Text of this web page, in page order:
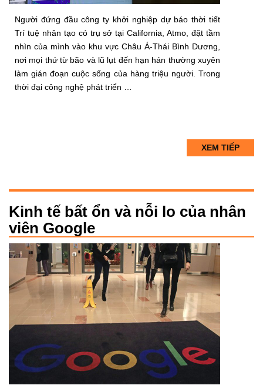
Người đứng đầu công ty khởi nghiệp dự báo thời tiết
Trí tuệ nhân tạo có trụ sở tại California, Atmo, đặt tầm
nhìn của mình vào khu vực Châu Á-Thái Bình Dương,
nơi mọi thứ từ bão và lũ lụt đến hạn hán thường xuyên
làm gián đoạn cuộc sống của hàng triệu người. Trong
thời đại công nghệ phát triển …
XEM TIẾP
Kinh tế bất ổn và nỗi lo của nhân
viên Google